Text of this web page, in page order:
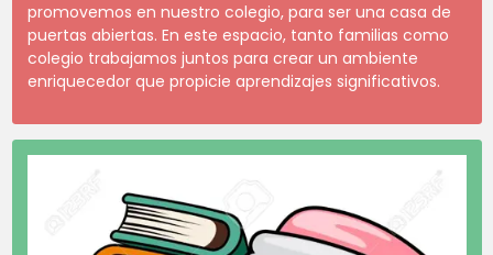
promovemos en nuestro colegio, para ser una casa de
puertas abiertas. En este espacio, tanto familias como
colegio trabajamos juntos para crear un ambiente
enriquecedor que propicie aprendizajes significativos.